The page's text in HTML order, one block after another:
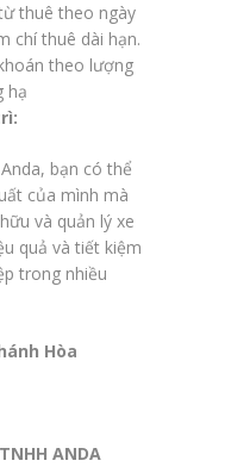
thuê theo ngày
chí thuê dài hạn.
theo lượng
hạ
bạn có thể
của mình mà
và quản lý xe
quả và tiết kiệm
trong nhiều
Hòa
ANDA